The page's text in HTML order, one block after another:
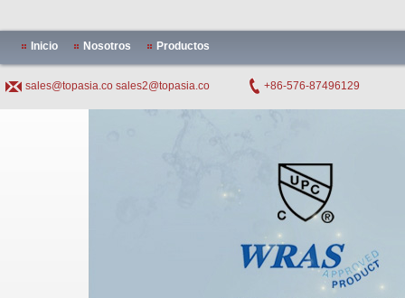
Inicio Nosotros Productos
sales@topasia.co sales2@topasia.co +86-576-87496129